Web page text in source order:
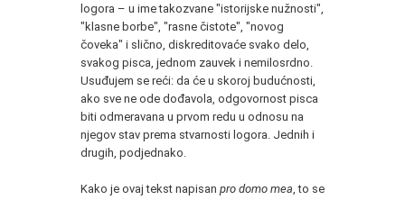
logora – u ime takozvane "istorijske nužnosti",
"klasne borbe", "rasne čistote", "novog
čoveka" i slično, diskreditovaće svako delo,
svakog pisca, jednom zauvek i nemilosrdno.
Usuđujem se reći: da će u skoroj budućnosti,
ako sve ne ode dođavola, odgovornost pisca
biti odmeravana u prvom redu u odnosu na
njegov stav prema stvarnosti logora. Jednih i
drugih, podjednako.
Kako je ovaj tekst napisan pro domo mea , to se